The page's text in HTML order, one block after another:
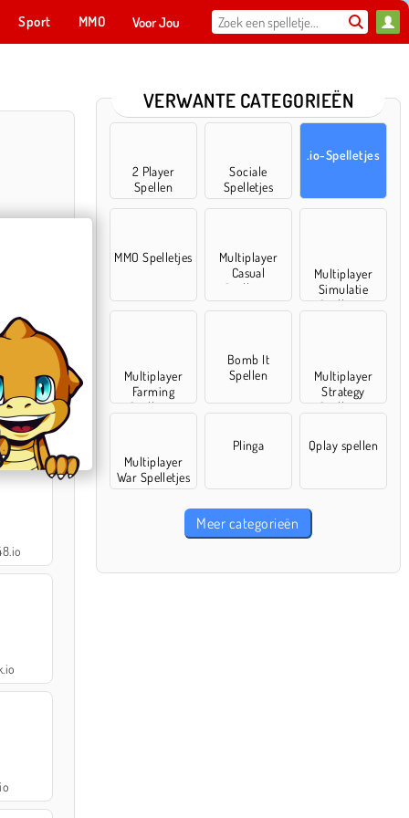
Sport MMO Voor Jou
io
VERWANTE CATEGORIEËN
2 Player
Spellen
Sociale
Spelletjes
.io-Spelletjes
MMO Spelletjes
Multiplayer
Casual
Spelletjes
Multiplayer
Simulatie
Spelletjes
Multiplayer
Farming
Spelletjes
Bomb It
Spellen
Multiplayer
Strategy
Spelletjes
Multiplayer
War Spelletjes
Plinga Qplay spellen
Meer categorieën